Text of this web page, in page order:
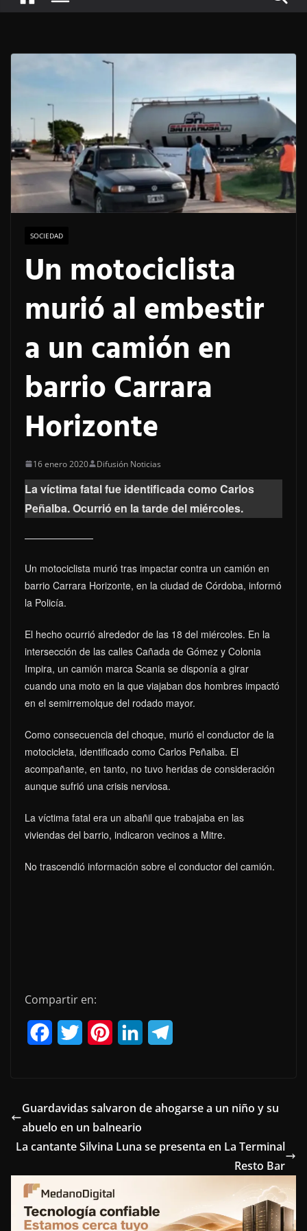
SOCIEDAD
Un motociclista
murió al embestir
a un camión en
barrio Carrara
Horizonte
16 enero 2020 Difusión Noticias
La víctima fatal fue identificada como Carlos
Peñalba. Ocurrió en la tarde del miércoles.
Un motociclista murió tras impactar contra un camión en
barrio Carrara Horizonte, en la ciudad de Córdoba, informó
la Policía.
El hecho ocurrió alrededor de las 18 del miércoles. En la
intersección de las calles Cañada de Gómez y Colonia
Impira, un camión marca Scania se disponía a girar
cuando una moto en la que viajaban dos hombres impactó
en el semirremolque del rodado mayor.
Como consecuencia del choque, murió el conductor de la
motocicleta, identificado como Carlos Peñalba. El
acompañante, en tanto, no tuvo heridas de consideración
aunque sufrió una crisis nerviosa.
La víctima fatal era un albañil que trabajaba en las
viviendas del barrio, indicaron vecinos a Mitre.
No trascendió información sobre el conductor del camión.
Compartir en:
e
b
o
o
k
t
t
e
r
t
e
r
e
s
k
d
I
n
e
r
a
Guardavidas salvaron de ahogarse a un niño y su
abuelo en un balneario
La cantante Silvina Luna se presenta en La Terminal
Resto Bar